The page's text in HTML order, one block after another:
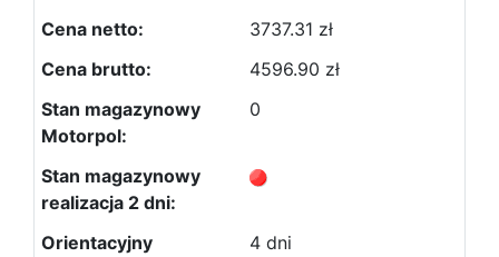
3737.31 zł
4596.90 zł
0
4 dni